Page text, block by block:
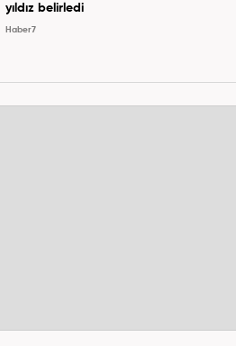
yıldız belirledi
Haber7